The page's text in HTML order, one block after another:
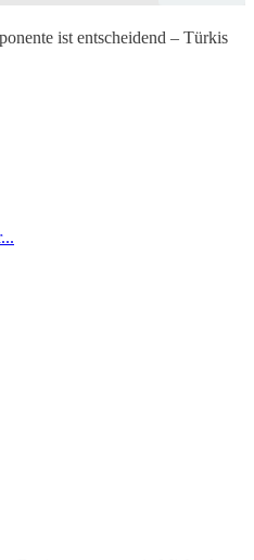
ist entscheidend – Türkis